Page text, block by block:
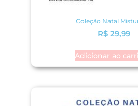
Coleção Natal
R$ 29,99
Adicionar ao